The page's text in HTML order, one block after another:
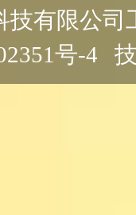
技有限公司
号-4